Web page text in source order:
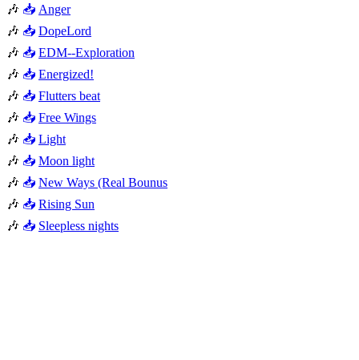
🎶 📥 Anger
🎶 📥 DopeLord
🎶 📥 EDM--Exploration
🎶 📥 Energized!
🎶 📥 Flutters beat
🎶 📥 Free Wings
🎶 📥 Light
🎶 📥 Moon light
🎶 📥 New Ways (Real Bounus
🎶 📥 Rising Sun
🎶 📥 Sleepless nights